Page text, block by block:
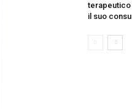
terapeutico
il suo